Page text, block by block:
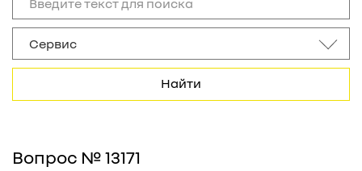
Найти
Вопрос № 13171